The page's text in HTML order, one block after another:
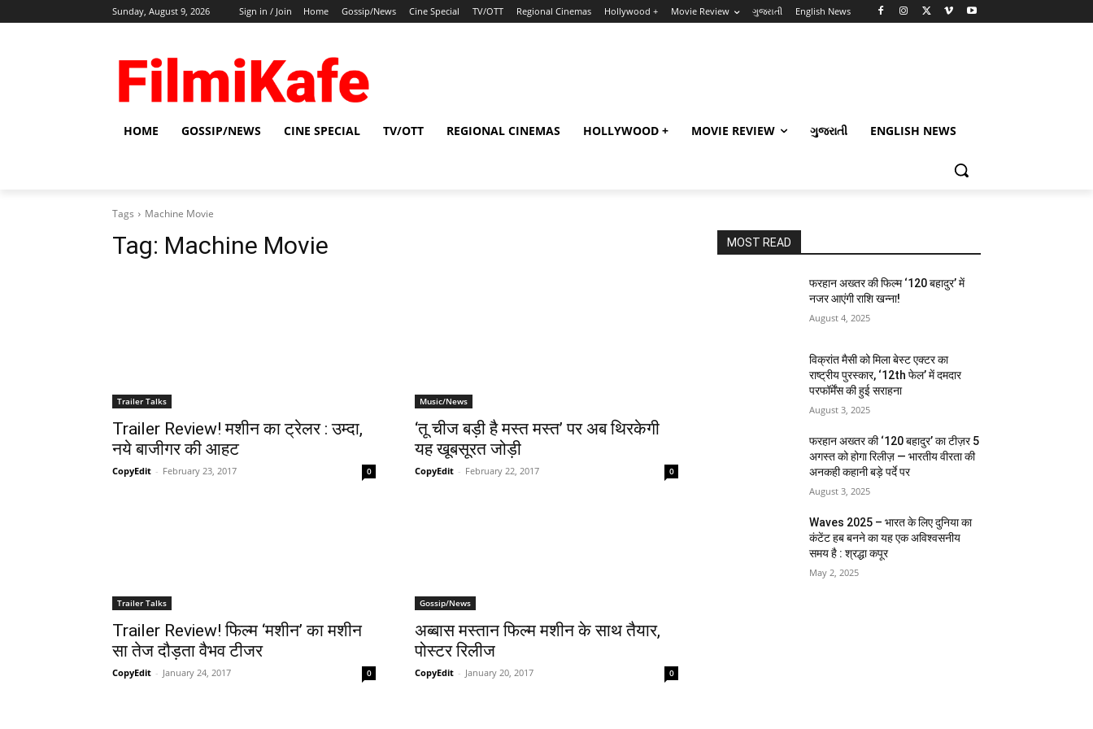
Sunday, August 9, 2026 Sign in / Join Home Gossip/News Cine Special TV/OTT Regional Cinemas Hollywood + Movie Review ગુજરાતી English News
HOME GOSSIP/NEWS CINE SPECIAL TV/OTT REGIONAL CINEMAS HOLLYWOOD + MOVIE REVIEW ગુજરાતી ENGLISH NEWS
Tags Machine Movie
Tag: Machine Movie
Trailer Talks
Trailer Review! मशीन का ट्रेलर : उम्‍दा,
नये बाजीगर की आहट
CopyEdit - February 23, 2017 0
Music/News
‘तू चीज बड़ी है मस्‍त मस्‍त’ पर अब थिरकेगी
यह खूबसूरत जोड़ी
CopyEdit - February 22, 2017 0
Trailer Talks
Trailer Review! फिल्‍म ‘मशीन’ का मशीन
सा तेज दौड़ता वैभव टीजर
CopyEdit - January 24, 2017 0
Gossip/News
अब्‍बास मस्‍तान फिल्‍म मशीन के साथ तैयार,
पोस्‍टर रिलीज
CopyEdit - January 20, 2017 0
MOST READ
फरहान अख्तर की फिल्म ‘120 बहादुर’ में
नजर आएंगी राशि खन्ना!
August 4, 2025
विक्रांत मैसी को मिला बेस्ट एक्टर का
राष्ट्रीय पुरस्कार, ‘12th फेल’ में दमदार
परफॉर्मेंस की हुई सराहना
August 3, 2025
फरहान अख्तर की ‘120 बहादुर’ का टीज़र 5
अगस्त को होगा रिलीज़ — भारतीय वीरता की
अनकही कहानी बड़े पर्दे पर
August 3, 2025
Waves 2025 – भारत के लिए दुनिया का
कंटेंट हब बनने का यह एक अविश्वसनीय
समय है : श्रद्धा कपूर
May 2, 2025